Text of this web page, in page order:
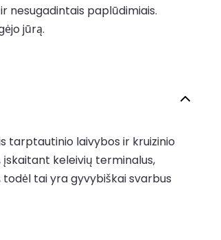
nesugadintais paplūdimiais.
jūrą.
tarptautinio laivybos ir kruizinio
keleivių terminalus,
tai yra gyvybiškai svarbus